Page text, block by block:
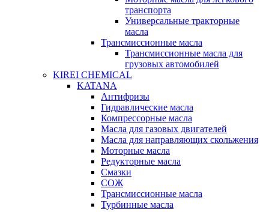
транспорта
Универсальные тракторные
масла
Трансмиссионные масла
Трансмиссионные масла для
грузовых автомобилей
KIREI CHEMICAL
KATANA
Антифризы
Гидравлические масла
Компрессорные масла
Масла для газовых двигателей
Масла для направляющих скольжения
Моторные масла
Редукторные масла
Смазки
СОЖ
Трансмиссионные масла
Турбинные масла